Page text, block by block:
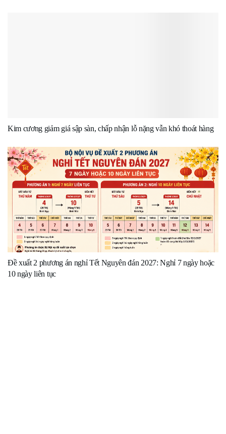
Kim cương giảm giá sập sàn, chấp nhận lỗ nặng vẫn khó thoát hàng
Đề xuất 2 phương án nghỉ Tết Nguyên đán 2027: Nghỉ 7 ngày hoặc
10 ngày liên tục